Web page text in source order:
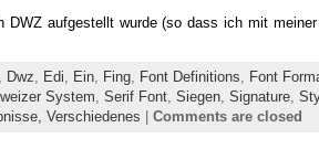
aufgestellt wurde (so dass ich mit
Dwz Edi Ein, Fing, Font Definitions Font
System Serif Font, Siegen, Signature,
Verschiedenes | Comments are closed